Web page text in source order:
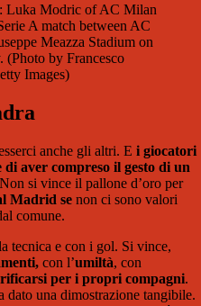
Modric of AC Milan
A match between AC
Meazza Stadium on
by Francesco
Images)
anche gli altri. E i giocatori
aver compreso il gesto di un
Non si vince il pallone d’oro per
Madrid se non ci sono valori
comune.
tecnica e con i gol. Si vince,
con l’umiltà, con
per i propri compagni.
dato una dimostrazione tangibile.